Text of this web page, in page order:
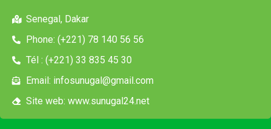
Senegal, Dakar
Phone: (+221) 78 140 56 56
Tél : (+221) 33 835 45 30
Email: infosunugal@gmail.com
Site web: www.sunugal24.net